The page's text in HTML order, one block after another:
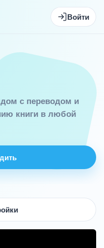
Войти
с переводом и
книги в любой